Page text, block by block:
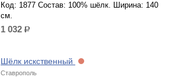
Код: 1877 Состав: 100% шёлк. Ширина: 140
см.
1 032 р.
Шёлк искственный
Ставрополь